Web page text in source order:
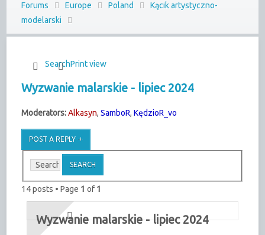
Forums
Europe Poland
Kącik artystyczno-
modelarski
SearchPrint view
Wyzwanie malarskie - lipiec 2024
Moderators: Alkasyn,SamboR,KędzioR_vo
POST A REPLY
14 posts • Page 1 of 1
Wyzwanie malarskie - lipiec 2024